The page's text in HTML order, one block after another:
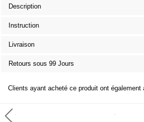
Description
Instruction
Livraison
Retours sous 99 Jours
Clients ayant acheté ce produit ont également